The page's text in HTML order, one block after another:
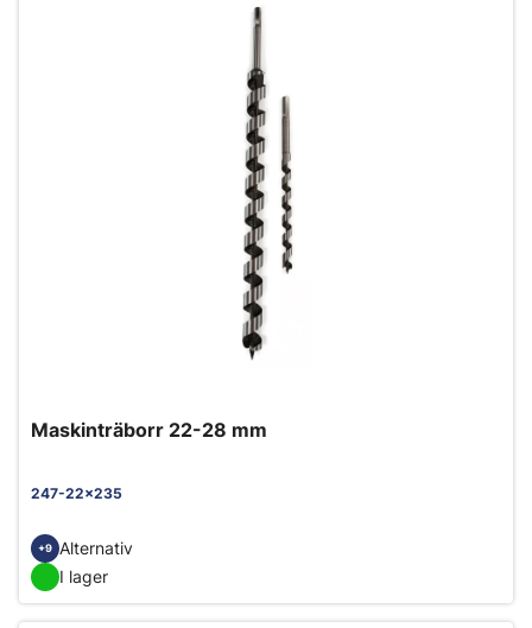
Maskinträborr 22-28 mm
247-22x235
+9
Alternativ
I lager